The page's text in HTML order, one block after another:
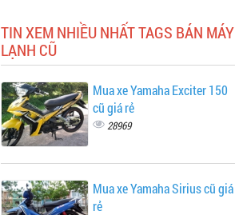
TIN XEM NHIỀU NHẤT TAGS BÁN MÁY
LẠNH CŨ
Mua xe Yamaha Exciter 150
cũ giá rẻ
28969
Mua xe Yamaha Sirius cũ giá
rẻ